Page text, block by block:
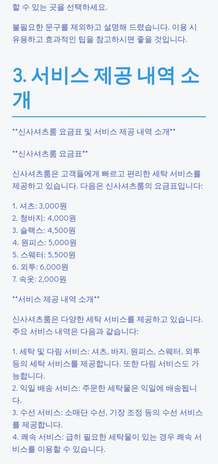
할 수 있는 곳을 선택하세요.
불필요한 문구를 제외하고 설명해 드렸습니다. 이용 시
유용하고 효과적인 팁을 참고하시면 좋을 것입니다.
3. 서비스 제공 내역 소
개
**신사셔츠룸 요금표 및 서비스 제공 내역 소개**
**신사셔츠룸 요금표**
신사셔츠룸은 고객들에게 빠르고 편리한 세탁 서비스를
제공하고 있습니다. 다음은 신사셔츠룸의 요금표입니다:
1. 셔츠: 3,000원
2. 청바지: 4,000원
3. 슬랙스: 4,500원
4. 원피스: 5,000원
5. 스웨터: 5,500원
6. 외투: 6,000원
7. 속옷: 2,000원
**서비스 제공 내역 소개**
신사셔츠룸은 다양한 세탁 서비스를 제공하고 있습니다.
주요 서비스 내역은 다음과 같습니다:
1. 세탁 및 다림 서비스: 셔츠, 바지, 원피스, 스웨터, 외투
등의 세탁 서비스를 제공합니다. 또한 다림 서비스도 가
능합니다.
2. 익일 배송 서비스: 주문한 세탁물은 익일에 배송됩니
다.
3. 수선 서비스: 소매단 수선, 기장 조정 등의 수선 서비스
를 제공합니다.
4. 쾌속 서비스: 급히 필요한 세탁물이 있는 경우 쾌속 서
비스를 이용할 수 있습니다.